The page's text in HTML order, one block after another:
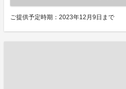
ご提供予定時期：2023年12月9日まで